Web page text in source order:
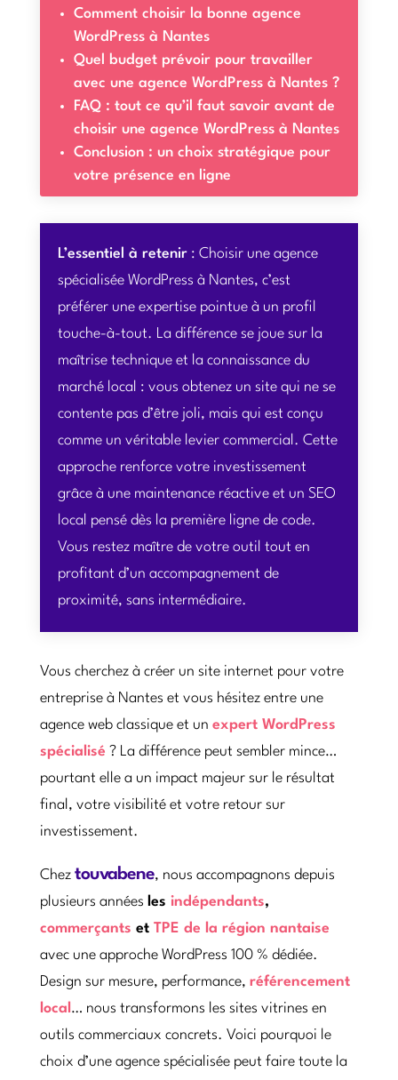
Comment choisir la bonne agence
WordPress à Nantes
Quel budget prévoir pour travailler
avec une agence WordPress à Nantes ?
FAQ : tout ce qu’il faut savoir avant de
choisir une agence WordPress à Nantes
Conclusion : un choix stratégique pour
votre présence en ligne
L’essentiel à retenir: Choisir une agence
spécialisée WordPress à Nantes, c’est
préférer une expertise pointue à un profil
touche-à-tout. La différence se joue sur la
maîtrise technique et la connaissance du
marché local : vous obtenez un site qui ne se
contente pas d’être joli, mais qui est conçu
comme un véritable levier commercial. Cette
approche renforce votre investissement
grâce à une maintenance réactive et un SEO
local pensé dès la première ligne de code.
Vous restez maître de votre outil tout en
profitant d’un accompagnement de
proximité, sans intermédiaire.
Vous cherchez à créer un site internet pour votre
entreprise à Nantes et vous hésitez entre une
agence web classique et un expert WordPress
spécialisé ? La différence peut sembler mince…
pourtant elle a un impact majeur sur le résultat
final, votre visibilité et votre retour sur
investissement.
Chez touvabene, nous accompagnons depuis
plusieurs années les indépendants,
commerçants et TPE de la région nantaise
avec une approche WordPress 100 % dédiée.
Design sur mesure, performance, référencement
local … nous transformons les sites vitrines en
outils commerciaux concrets. Voici pourquoi le
choix d’une agence spécialisée peut faire toute la